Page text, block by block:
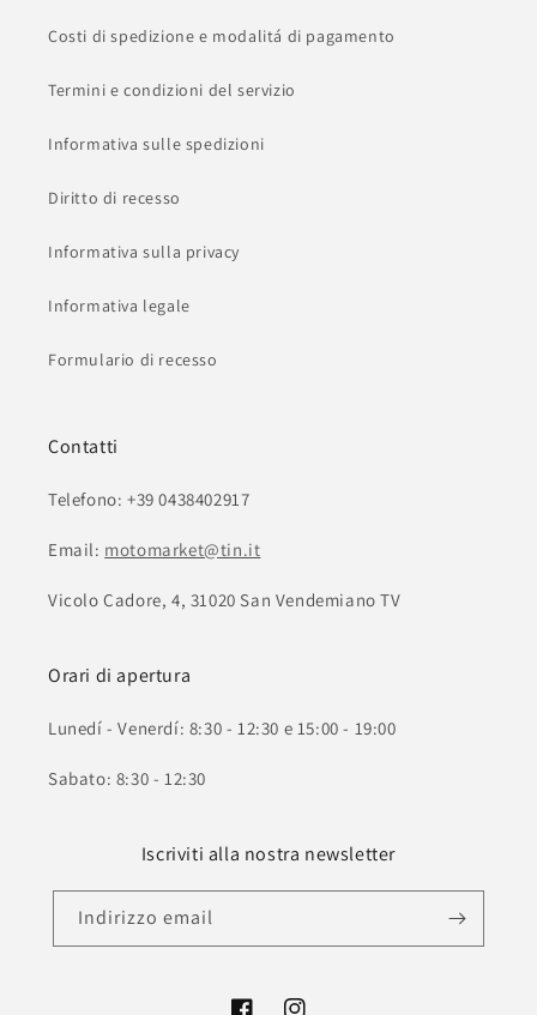
Costi di spedizione e modalitá di pagamento
Termini e condizioni del servizio
Informativa sulle spedizioni
Diritto di recesso
Informativa sulla privacy
Informativa legale
Formulario di recesso
Contatti
Telefono: +39 0438402917
Email: motomarket@tin.it
Vicolo Cadore, 4, 31020 San Vendemiano TV
Orari di apertura
Lunedí - Venerdí: 8:30 - 12:30 e 15:00 - 19:00
Sabato: 8:30 - 12:30
Iscriviti alla nostra newsletter
Indirizzo email